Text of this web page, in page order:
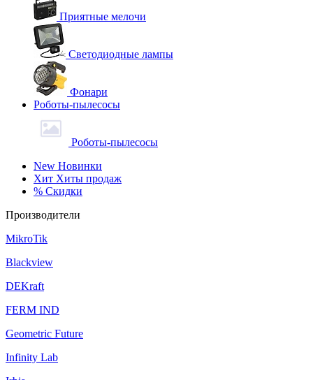
Приятные мелочи
Светодиодные лампы
Фонари
Роботы-пылесосы
Роботы-пылесосы
New Новинки
Хит Хиты продаж
% Скидки
Производители
MikroTik
Blackview
DEKraft
FERM IND
Geometric Future
Infinity Lab